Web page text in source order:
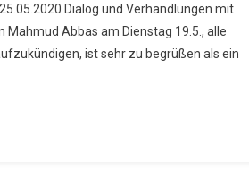
Dialog und Verhandlungen mit
Abbas am Dienstag 19.5., alle
ist sehr zu begrüßen als ein